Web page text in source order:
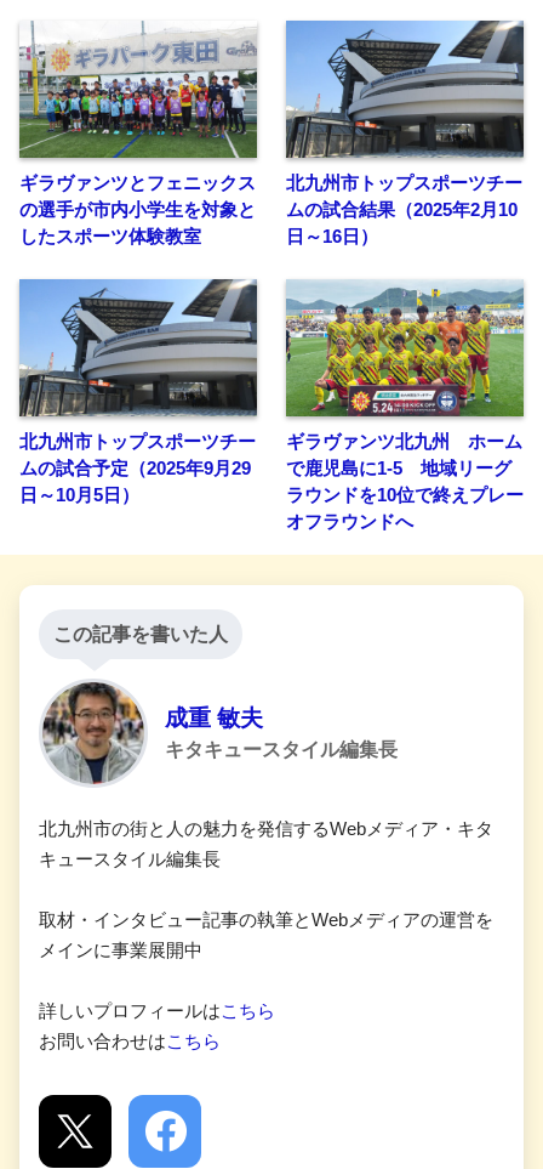
ギラヴァンツとフェニックス
の選手が市内小学生を対象と
したスポーツ体験教室
北九州市トップスポーツチー
ムの試合結果（2025年2月10
日～16日）
北九州市トップスポーツチー
ムの試合予定（2025年9月29
日～10月5日）
ギラヴァンツ北九州 ホーム
で鹿児島に1-5 地域リーグ
ラウンドを10位で終えプレー
オフラウンドへ
この記事を書いた人
成重 敏夫
キタキュースタイル編集長
北九州市の街と人の魅力を発信するWebメディア・キタ
キュースタイル編集長
取材・インタビュー記事の執筆とWebメディアの運営を
メインに事業展開中
詳しいプロフィールはこちら
お問い合わせはこちら